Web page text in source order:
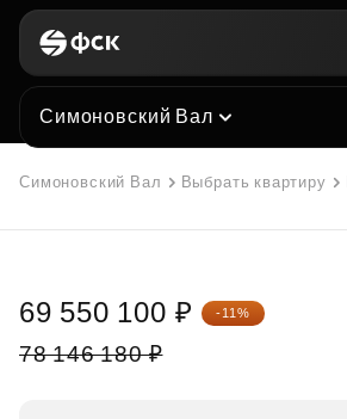
Симоновский Вал
Симоновский Вал Выбрать квартиру
78 146 180 ₽
69 550 100 ₽ -11%